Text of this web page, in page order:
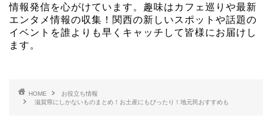
情報発信を心がけています。趣味はカフェ巡りや最新
エンタメ情報の収集！関西の新しいスポットや話題の
イベントを誰よりも早くキャッチして皆様にお届けし
ます。
HOME
お役立ち情報
滋賀県にしかないものまとめ！お土産にもぴったり！地元民おすすめも